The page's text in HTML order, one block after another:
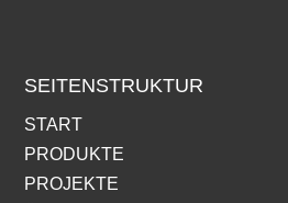
SEITENSTRUKTUR
START
PRODUKTE
PROJEKTE